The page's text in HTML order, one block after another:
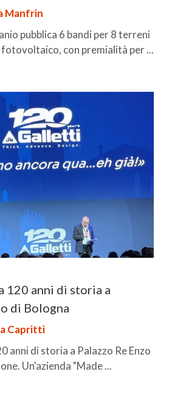
Manfrin
pubblica 6 bandi per 8 terreni
con premialità per ...
120 anni di storia a
di Bologna
Capritti
anni di storia a Palazzo Re Enzo
Un'azienda "Made ...